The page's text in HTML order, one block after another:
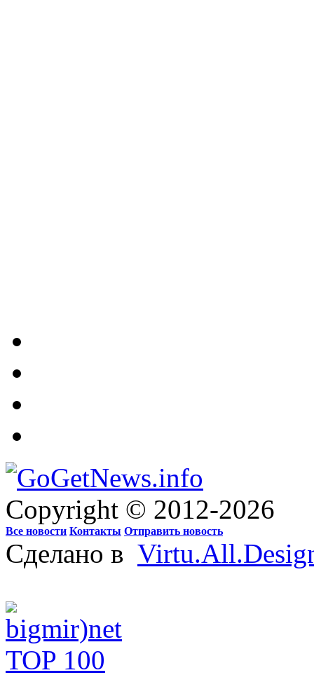
Copyright © 2012-2026
Все новости Контакты Отправить новость
Сделано в